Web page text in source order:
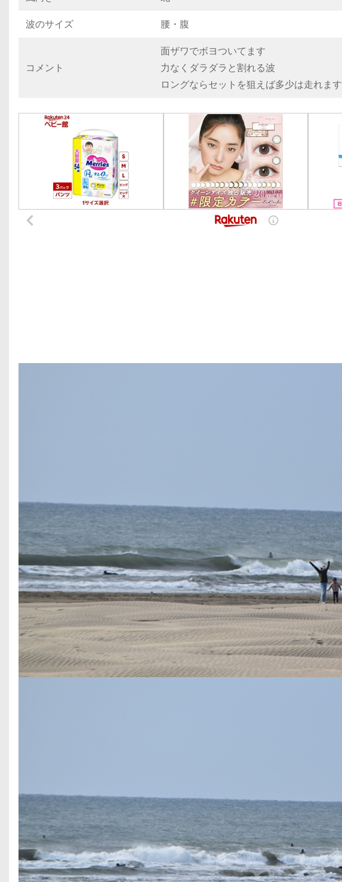
波のサイズ
腰・腹
コメント
面ザワでボヨついてます
力なくダラダラと割れる波
ロングならセットを狙えば多少は走れます